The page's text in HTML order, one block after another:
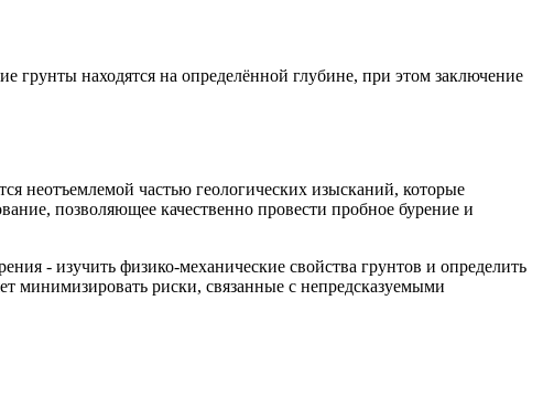
грунты находятся на определённой глубине, при этом заключение
неотъемлемой частью геологических изысканий, которые
позволяющее качественно провести пробное бурение и
- изучить физико-механические свойства грунтов и определить
минимизировать риски, связанные с непредсказуемыми